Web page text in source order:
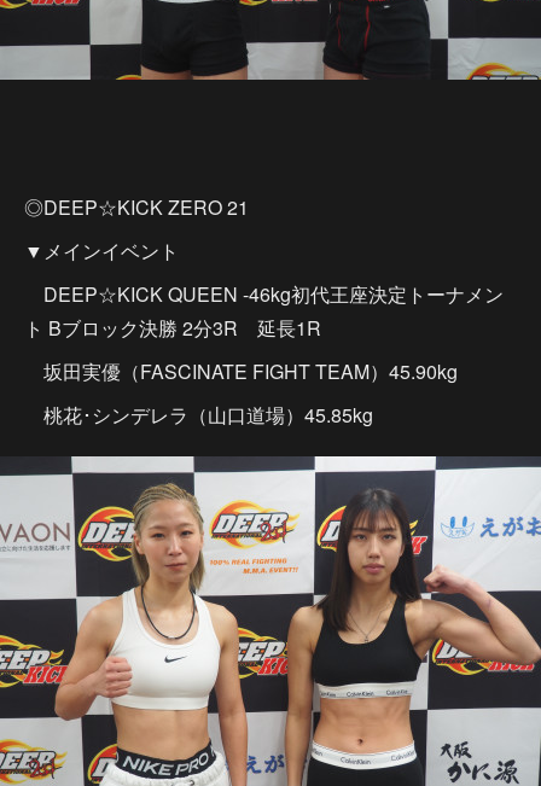
◎DEEP☆KICK ZERO 21
▼メインイベント
DEEP☆KICK QUEEN -46kg初代王座決定トーナメン
ト Bブロック決勝 2分3R 延長1R
坂田実優（FASCINATE FIGHT TEAM）45.90kg
桃花･シンデレラ（山口道場）45.85kg